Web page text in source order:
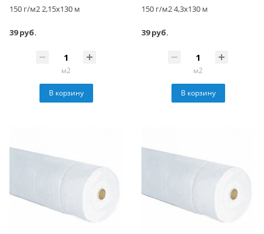
150 г/м2 2,15х130 м
39 руб.
м2
В корзину
150 г/м2 4,3х130 м
39 руб.
м2
В корзину